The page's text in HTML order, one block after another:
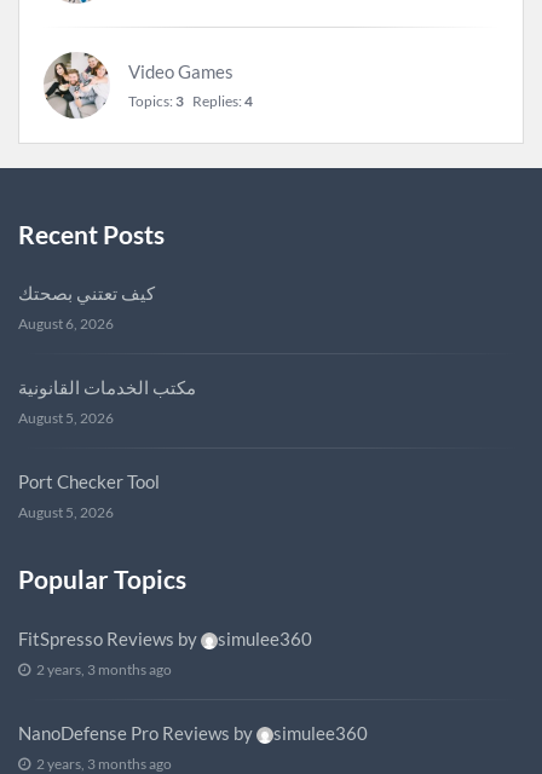
Video Games
Topics: 3 Replies: 4
Recent Posts
كيف تعتني بصحتك
August 6, 2026
مكتب الخدمات القانونية
August 5, 2026
Port Checker Tool
August 5, 2026
Popular Topics
FitSpresso Reviews by simulee360
2 years, 3 months ago
NanoDefense Pro Reviews by simulee360
2 years, 3 months ago